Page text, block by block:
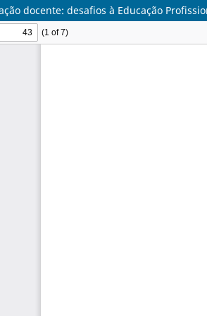
docente: desafios à Educação